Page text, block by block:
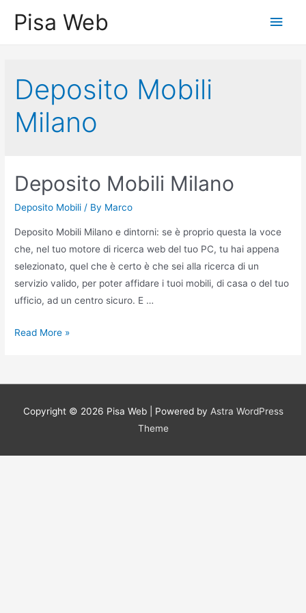
Pisa Web
Main
Deposito Mobili
Milano
Deposito Mobili Milano
Deposito Mobili / By Marco
Deposito Mobili Milano e dintorni: se è proprio questa la voce
che, nel tuo motore di ricerca web del tuo PC, tu hai appena
selezionato, quel che è certo è che sei alla ricerca di un
servizio valido, per poter affidare i tuoi mobili, di casa o del tuo
ufficio, ad un centro sicuro. E …
Deposito
Read More »
Copyright © 2026 Pisa Web| Powered by Astra WordPress
Theme